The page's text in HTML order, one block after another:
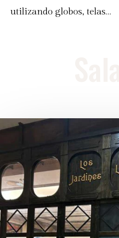
utilizando globos, telas…